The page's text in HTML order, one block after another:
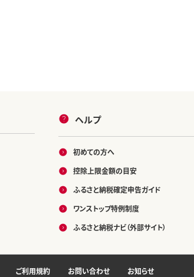
ヘルプ
初めての方へ
控除上限金額の目安
ふるさと納税確定申告ガイド
ワンストップ特例制度
ふるさと納税ナビ（外部サイト）
ご利用規約 お問い合わせ お知らせ